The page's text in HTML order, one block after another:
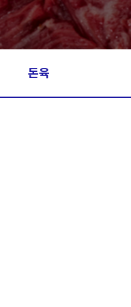
돈육